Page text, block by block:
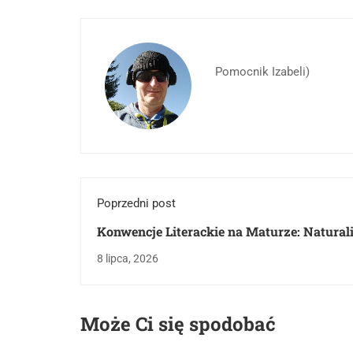
Pomocnik Izabeli)
Poprzedni post
Konwencje Literackie na Maturze:
Groteska, Oniryzm. Co Musisz Wiedzieć?
8 lipca, 2026
Może Ci się spodobać